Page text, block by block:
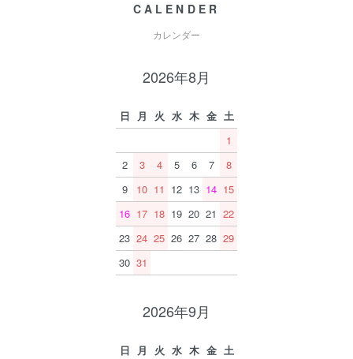
CALENDER
カレンダー
2026年8月
日 月 火 水 木 金 土
1
2
3 4 5 6 7
8
9
10 11 12 13 14 15
16 17 18 19 20 21 22
23 24 25 26 27 28 29
30 31
2026年9月
日 月 火 水 木 金 土